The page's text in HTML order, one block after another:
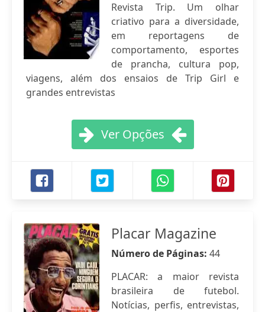
Revista Trip. Um olhar
criativo para a diversidade,
em reportagens de
comportamento, esportes
de prancha, cultura pop,
viagens, além dos ensaios de Trip Girl e
grandes entrevistas
Ver Opções
Placar Magazine
Número de Páginas: 44
PLACAR: a maior revista
brasileira de futebol.
Notícias, perfis, entrevistas,